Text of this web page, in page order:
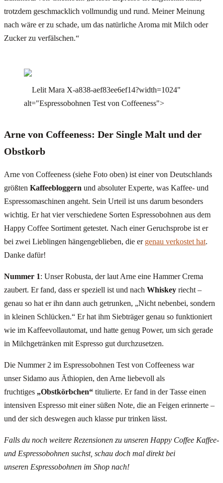
trotzdem geschmacklich vollmundig und rund. Meiner Meinung
nach wäre er zu schade, um das natürliche Aroma mit Milch oder
Zucker zu verfälschen.“
Lelit Mara X-a838-aef83ee6ef14?width=1024"
alt="Espressobohnen Test von Coffeeness">
Arne von Coffeeness: Der Single Malt und der
Obstkorb
Arne von Coffeeness (siehe Foto oben) ist einer von Deutschlands
größten Kaffeebloggern und absoluter Experte, was Kaffee- und
Espressomaschinen angeht. Sein Urteil ist uns darum besonders
wichtig. Er hat vier verschiedene Sorten Espressobohnen aus dem
Happy Coffee Sortiment getestet. Nach einer Geruchsprobe ist er
bei zwei Lieblingen hängengeblieben, die er genau verkostet hat.
Danke dafür!
Nummer 1: Unser Robusta, der laut Arne eine Hammer Crema
zaubert. Er fand, dass er speziell ist und nach Whiskey riecht –
genau so hat er ihn dann auch getrunken, „Nicht nebenbei, sondern
in kleinen Schlücken.“ Er hat ihm Siebträger genau so funktioniert
wie im Kaffeevollautomat, und hatte genug Power, um sich gerade
in Milchgetränken mit Espresso gut durchzusetzen.
Die Nummer 2 im Espressobohnen Test von Coffeeness war
unser Sidamo aus Äthiopien, den Arne liebevoll als
fruchtiges „Obstkörbchen“ titulierte. Er fand in der Tasse einen
intensiven Espresso mit einer süßen Note, die an Feigen erinnerte –
und der sich deswegen auch klasse pur trinken lässt.
Falls du noch weitere Rezensionen zu unseren Happy Coffee Kaffee-
und Espressobohnen suchst, schau doch mal direkt bei
unseren Espressobohnen im Shop nach!